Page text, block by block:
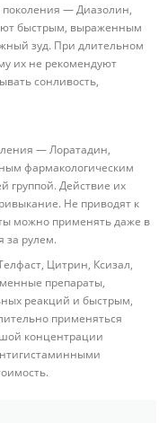
— Диазолин,
быстрым, выраженным
зуд. При длительном
их не рекомендуют
сонливость,
— Лоратадин,
фармакологическим
группой. Действие их
Не приводят к
можно применять даже в
за рулем.
Цитрин, Ксизал,
препараты,
реакций и быстрым,
применяться
концентрации